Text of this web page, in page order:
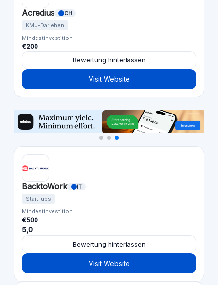
Acredius CH
KMU-Darlehen
Mindestinvestition
€200
Bewertung hinterlassen
Visit Website
BacktoWork IT
Start-ups
Mindestinvestition
€500
5,0
Bewertung hinterlassen
Visit Website